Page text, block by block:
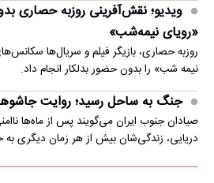
ویدیو؛ نقش‌آفرینی روزبه حصاری
«رویای نیمه‌شب»
روزبه حصاری، بازیگر فیلم و سریال‌ها
نیمه شب» را بدون حضور بدلکار انجام داد.
جنگ به ساحل رسید؛ روایت
صیادان جنوب ایران می‌گویند پس از ماه‌ها
دریایی، زندگی‌شان بیش از هر زمان دیگری